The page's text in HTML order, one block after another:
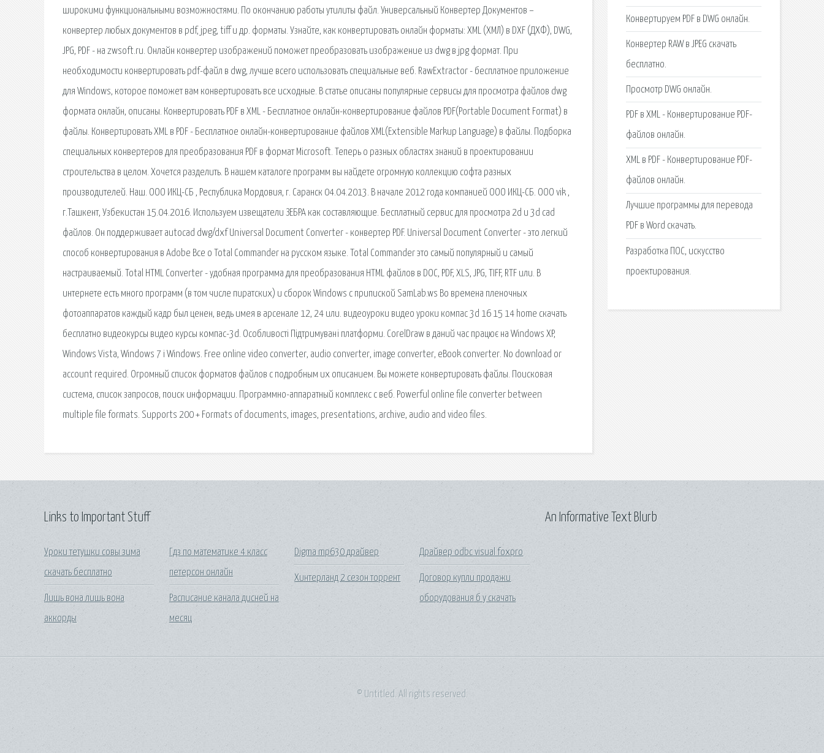
широкими функциональными возможностями. По окончанию работы утилиты файл. Универсальный Конвертер Документов –
конвертер любых документов в pdf, jpeg, tiff и др. форматы. Узнайте, как конвертировать онлайн форматы: XML (ХМЛ) в DXF (ДХФ), DWG,
JPG, PDF - на zwsoft.ru. Онлайн конвертер изображений поможет преобразовать изображение из dwg в jpg формат. При
необходимости конвертировать pdf-файл в dwg, лучше всего использовать специальные веб. RawExtractor - бесплатное приложение
для Windows, которое поможет вам конвертировать все исходные. В статье описаны популярные сервисы для просмотра файлов dwg
формата онлайн, описаны. Конвертировать PDF в XML - Бесплатное онлайн-конвертирование файлов PDF(Portable Document Format) в
файлы. Конвертировать XML в PDF - Бесплатное онлайн-конвертирование файлов XML(Extensible Markup Language) в файлы. Подборка
специальных конвертеров для преобразования PDF в формат Microsoft. Теперь о разных областях знаний в проектировании
строительства в целом. Хочется разделить. В нашем каталоге программ вы найдете огромную коллекцию софта разных
производителей. Наш. ООО ИКЦ-СБ , Республика Мордовия, г. Саранск 04.04.2013. В начале 2012 года компанией ООО ИКЦ-СБ. ООО vik ,
г.Ташкент, Узбекистан 15.04.2016. Используем извещатели ЗЕБРА как составляющие. Бесплатный сервис для просмотра 2d и 3d cad
файлов. Он поддерживает autocad dwg/dxf Universal Document Converter - конвертер PDF. Universal Document Converter - это легкий
способ конвертирования в Adobe Все о Total Commander на русском языке. Total Commander это самый популярный и самый
настраиваемый. Total HTML Converter - удобная программа для преобразования HTML файлов в DOC, PDF, XLS, JPG, TIFF, RTF или. В
интернете есть много программ (в том числе пиратских) и сборок Windows с припиской SamLab.ws Во времена пленочных
фотоаппаратов каждый кадр был ценен, ведь имея в арсенале 12, 24 или. видеоуроки видео уроки компас 3d 16 15 14 home скачать
бесплатно видеокурсы видео курсы компас-3d. Особливості Підтримувані платформи. CorelDraw в даний час працює на Windows XP,
Windows Vista, Windows 7 і Windows. Free online video converter, audio converter, image converter, eBook converter. No download or
account required. Огромный список форматов файлов с подробным их описанием. Вы можете конвертировать файлы. Поисковая
сиcтема, список запросов, поиск информации. Программно-аппаратный комплекс с веб. Powerful online file converter between
multiple file formats. Supports 200 + Formats of documents, images, presentations, archive, audio and video files.
Конвертируем PDF в DWG онлайн.
Конвертер RAW в JPEG скачать
бесплатно.
Просмотр DWG онлайн.
PDF в XML - Конвертирование PDF-
файлов онлайн.
XML в PDF - Конвертирование PDF-
файлов онлайн.
Лучшие программы для перевода
PDF в Word скачать.
Разработка ПОС, искусство
проектирования.
Links to Important Stuff
Уроки тетушки совы зима
скачать бесплатно
Лишь вона лишь вона
аккорды
Гдз по математике 4 класс
петерсон онлайн
Расписание канала дисней на
месяц
Digma mp630 драйвер
Хинтерланд 2 сезон торрент
Драйвер odbc visual foxpro
Договор купли продажи
оборудования б у скачать
An Informative Text Blurb
© Untitled. All rights reserved.